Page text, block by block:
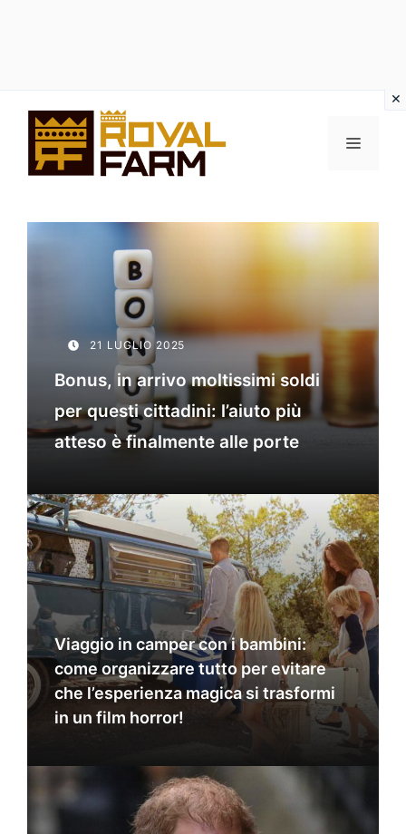
contenuto
MENU
21 LUGLIO 2025
Bonus, in arrivo moltissimi soldi
per questi cittadini: l’aiuto più
atteso è finalmente alle porte
Viaggio in camper con i bambini:
come organizzare tutto per evitare
che l’esperienza magica si trasformi
in un film horror!